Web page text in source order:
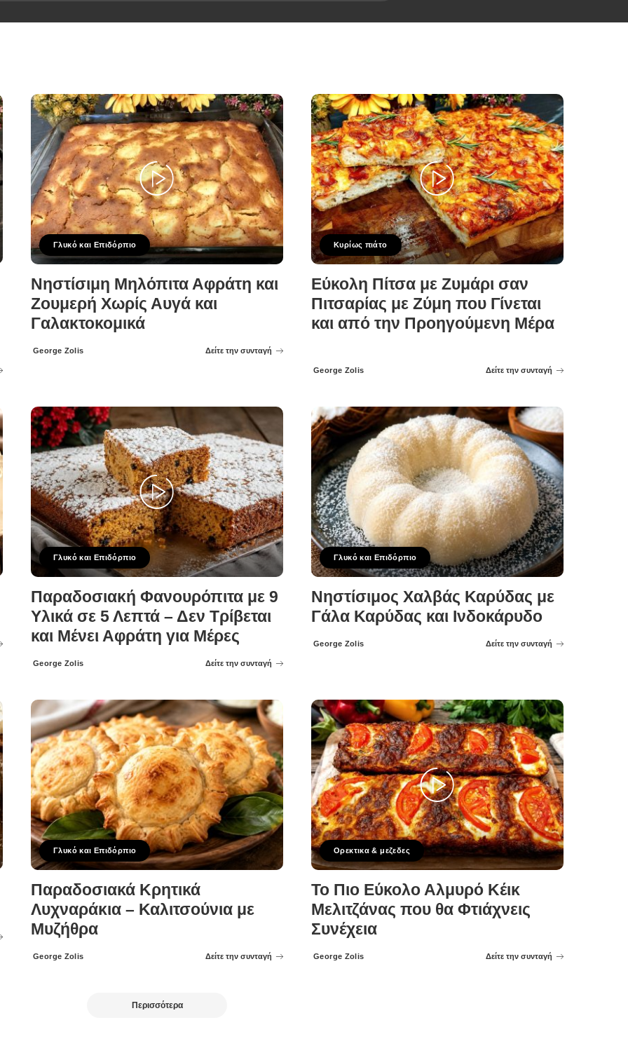
Γλυκό και Επιδόρπιο
Νηστίσιμη Μηλόπιτα Αφράτη και
Ζουμερή Χωρίς Αυγά και
Γαλακτοκομικά
Posted
George Zolis Δείτε την συνταγή
Κυρίως πιάτο
Εύκολη Πίτσα με Ζυμάρι σαν
Πιτσαρίας με Ζύμη που Γίνεται
και από την Προηγούμενη Μέρα
Posted
George Zolis Δείτε την συνταγή
Γλυκό και Επιδόρπιο
Παραδοσιακή Φανουρόπιτα με 9
Υλικά σε 5 Λεπτά – Δεν Τρίβεται
και Μένει Αφράτη για Μέρες
Posted
George Zolis Δείτε την συνταγή
Γλυκό και Επιδόρπιο
Νηστίσιμος Χαλβάς Καρύδας με
Γάλα Καρύδας και Ινδοκάρυδο
Posted
George Zolis Δείτε την συνταγή
Γλυκό και Επιδόρπιο
Παραδοσιακά Κρητικά
Λυχναράκια – Καλιτσούνια με
Μυζήθρα
Posted
George Zolis Δείτε την συνταγή
Ορεκτικα & μεζεδες
Το Πιο Εύκολο Αλμυρό Κέικ
Μελιτζάνας που θα Φτιάχνεις
Συνέχεια
Posted
George Zolis Δείτε την συνταγή
Περισσότερα